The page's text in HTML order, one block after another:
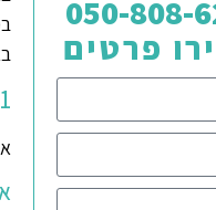
פרטים
1. איסוף מידע